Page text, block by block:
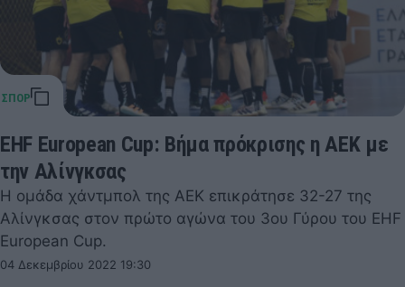
EHF European Cup: Βήμα πρόκρισης η ΑΕΚ με
την Αλίνγκσας
Η ομάδα χάντμπολ της ΑΕΚ επικράτησε 32-27 της
Αλίνγκσας στον πρώτο αγώνα του 3ου Γύρου του EHF
European Cup.
04 Δεκεμβρίου 2022 19:30